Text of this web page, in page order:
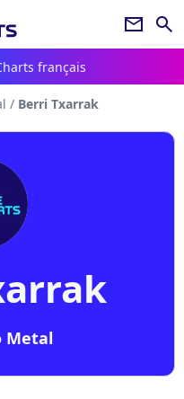
newsletter search
français
/ Berri Txarrak
Metal